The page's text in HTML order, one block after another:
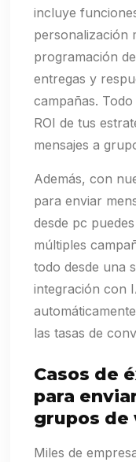
incluye
personalización
programación
entregas y
campañas.
ROI de tus
mensajes a
Además, con
para enviar
desde pc
múltiples
todo desde una
integración con
las tasas de
Casos de
para
grupos de
Miles de